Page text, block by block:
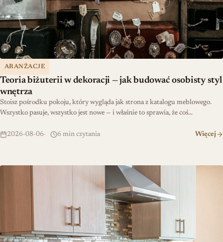
ARANŻACJE
Teoria biżuterii w dekoracji — jak budować osobisty styl
wnętrza
Stoisz pośrodku pokoju, który wygląda jak strona z katalogu meblowego.
Wszystko pasuje, wszystko jest nowe — i właśnie to sprawia, że coś…
2026-08-06 6 min czytania Więcej
Jak zaplanować kuchnię łatwą w utrzymaniu czystości?